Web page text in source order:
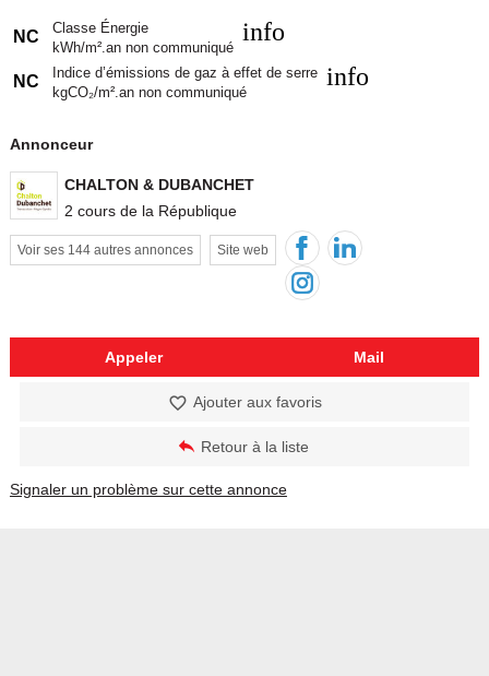
NC
Classe Énergie
kWh/m².an non communiqué
info
NC
Indice d’émissions de gaz à effet de serre
kgCO₂/m².an non communiqué
info
Annonceur
CHALTON & DUBANCHET
2 cours de la République
Voir ses 144 autres annonces Site web
Appeler Mail
Ajouter aux favoris
Retour à la liste
Signaler un problème sur cette annonce